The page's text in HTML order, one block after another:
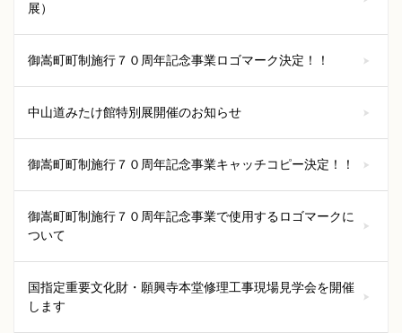
展）
御嵩町町制施行７０周年記念事業ロゴマーク決定！！
中山道みたけ館特別展開催のお知らせ
御嵩町町制施行７０周年記念事業キャッチコピー決定！！
御嵩町町制施行７０周年記念事業で使用するロゴマークに
ついて
国指定重要文化財・願興寺本堂修理工事現場見学会を開催
します